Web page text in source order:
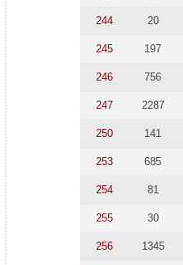
244 20
245 197
246 756
247 2287
250 141
253 685
254 81
255 30
256 1345